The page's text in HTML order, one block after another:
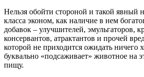
Нельзя обойти стороной и такой явный
класса эконом, как наличие в нем
добавок – улучшителей, эмульгаторов,
консервантов, атрактантов и прочей
которой не приходится ожидать ничего
буквально «подсаживает» животное на
пищу.